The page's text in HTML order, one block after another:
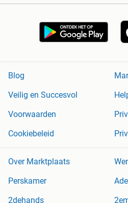
Blog
Veilig en Succesvol
Voorwaarden
Cookiebeleid
Over Marktplaats
Perskamer
2dehands